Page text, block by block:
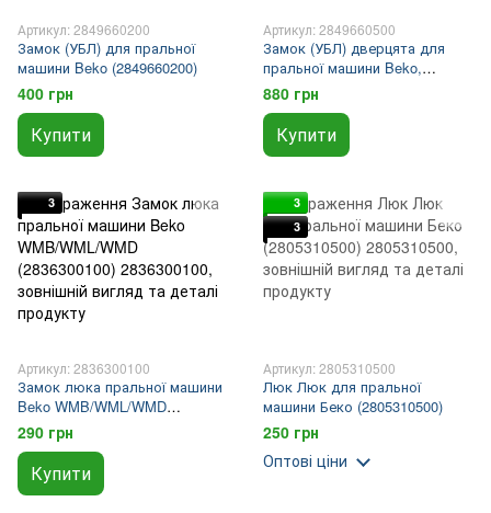
Артикул: 2849660200
Замок (УБЛ) для пральної
машини Beko (2849660200)
400 грн
Купити
Артикул: 2849660500
Замок (УБЛ) дверцята для
пральної машини Beko,
блокування дверей, оригінал
(2849660500)
880 грн
Купити
3
Артикул: 2836300100
Замок люка пральної машини
Beko WMB/WML/WMD
(2836300100)
290 грн
Купити
3
3
Артикул: 2805310500
Люк Люк для пральної
машини Беко (2805310500)
250 грн
Оптові ціни